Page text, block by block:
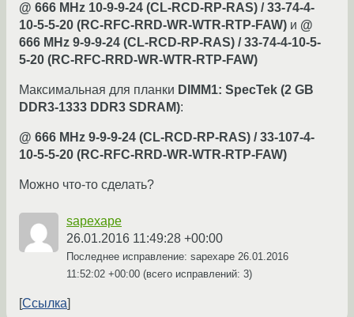
@ 666 MHz 10-9-9-24 (CL-RCD-RP-RAS) / 33-74-4-
10-5-5-20 (RC-RFC-RRD-WR-WTR-RTP-FAW) и @
666 MHz 9-9-9-24 (CL-RCD-RP-RAS) / 33-74-4-10-5-
5-20 (RC-RFC-RRD-WR-WTR-RTP-FAW)
Максимальная для планки DIMM1: SpecTek (2 GB
DDR3-1333 DDR3 SDRAM):
@ 666 MHz 9-9-9-24 (CL-RCD-RP-RAS) / 33-107-4-
10-5-5-20 (RC-RFC-RRD-WR-WTR-RTP-FAW)
Можно что-то сделать?
sapexape
26.01.2016 11:49:28 +00:00
Последнее исправление: sapexape 26.01.2016
11:52:02 +00:00 (всего исправлений: 3)
Ссылка